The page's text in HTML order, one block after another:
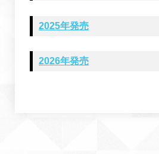
2025年発売
2026年発売